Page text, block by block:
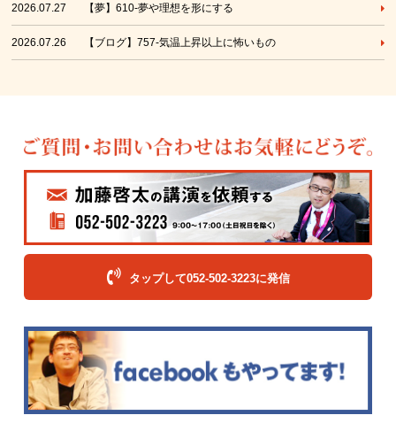
2026.07.27 【夢】610-夢や理想を形にする
2026.07.26 【ブログ】757-気温上昇以上に怖いもの
タップして052-502-3223に発信